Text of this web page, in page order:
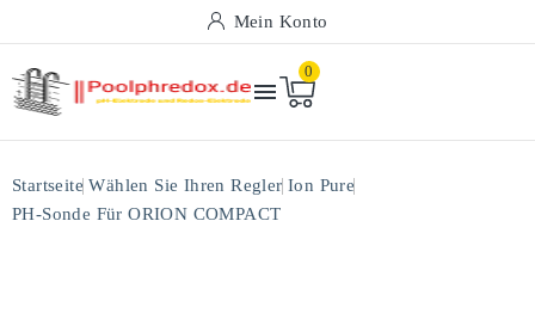
Mein Konto

0
Startseite Wählen Sie Ihren Regler Ion Pure
PH-Sonde Für ORION COMPACT